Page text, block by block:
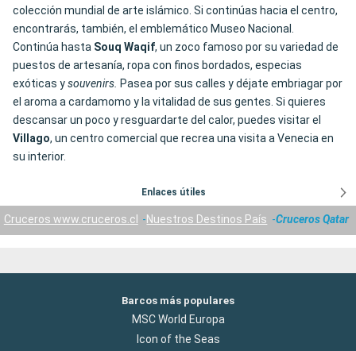
colección mundial de arte islámico. Si continúas hacia el centro,
encontrarás, también, el emblemático Museo Nacional.
Continúa hasta Souq Waqif, un zoco famoso por su variedad de
puestos de artesanía, ropa con finos bordados, especias
exóticas ysouvenirs. Pasea por sus calles y déjate embriagar por
el aroma a cardamomo y la vitalidad de sus gentes. Si quieres
descansar un poco y resguardarte del calor, puedes visitar el
Villago, un centro comercial que recrea una visita a Venecia en
su interior.
Enlaces útiles
Cruceros www.cruceros.cl Nuestros Destinos País Cruceros Qatar
Barcos más populares
MSC World Europa
Icon of the Seas